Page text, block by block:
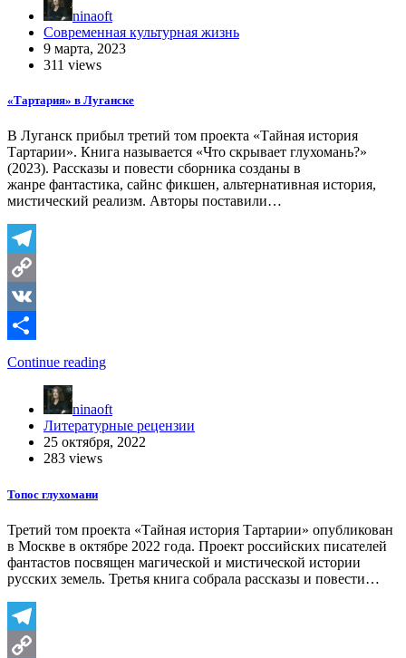
ninaoft
Современная культурная жизнь
9 марта, 2023
311 views
«Тартария» в Луганске
В Луганск прибыл третий том проекта «Тайная история
Тартарии». Книга называется «Что скрывает глухомань?»
(2023). Рассказы и повести сборника созданы в
жанре фантастика, сайнс фикшен, альтернативная история,
мистический реализм. Авторы поставили…
Telegram
Copy
Link
VK
Отправить
Continue reading
ninaoft
Литературные рецензии
25 октября, 2022
283 views
Топос глухомани
Третий том проекта «Тайная история Тартарии» опубликован
в Москве в октябре 2022 года. Проект российских писателей
фантастов посвящен магической и мистической истории
русских земель. Третья книга собрала рассказы и повести…
Telegram